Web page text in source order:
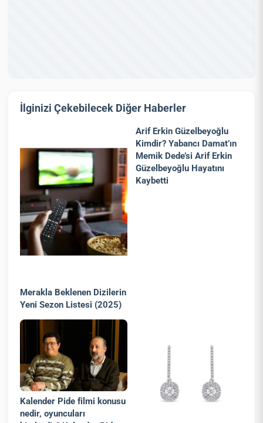
İlginizi Çekebilecek Diğer Haberler
Merakla Beklenen Dizilerin
Yeni Sezon Listesi (2025)
Arif Erkin Güzelbeyoğlu
Kimdir? Yabancı Damat’ın
Memik Dede’si Arif Erkin
Güzelbeyoğlu Hayatını
Kaybetti
Kalender Pide filmi konusu
nedir, oyuncuları